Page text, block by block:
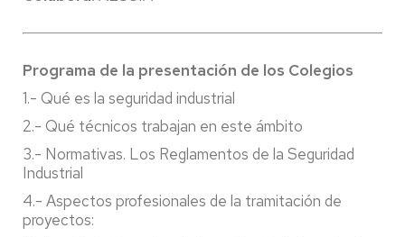
Programa de la presentación de los Colegios
1.- Qué es la seguridad industrial
2.- Qué técnicos trabajan en este ámbito
3.- Normativas. Los Reglamentos de la Seguridad
Industrial
4.- Aspectos profesionales de la tramitación de
proyectos: